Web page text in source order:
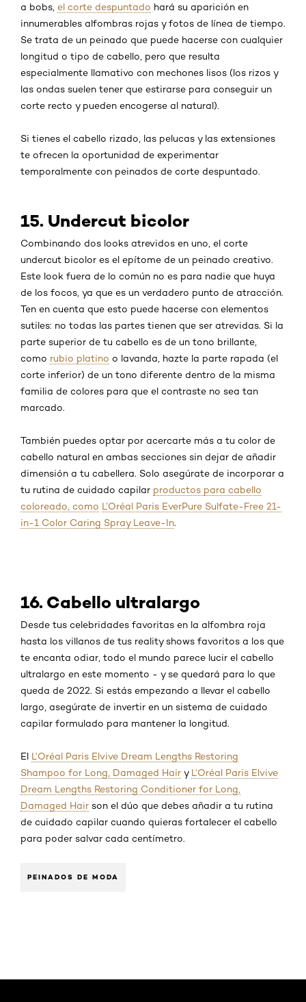
a bobs, el corte despuntado hará su aparición en
innumerables alfombras rojas y fotos de línea de tiempo.
Se trata de un peinado que puede hacerse con cualquier
longitud o tipo de cabello, pero que resulta
especialmente llamativo con mechones lisos (los rizos y
las ondas suelen tener que estirarse para conseguir un
corte recto y pueden encogerse al natural).
Si tienes el cabello rizado, las pelucas y las extensiones
te ofrecen la oportunidad de experimentar
temporalmente con peinados de corte despuntado.
15. Undercut bicolor
Combinando dos looks atrevidos en uno, el corte
undercut bicolor es el epítome de un peinado creativo.
Este look fuera de lo común no es para nadie que huya
de los focos, ya que es un verdadero punto de atracción.
Ten en cuenta que esto puede hacerse con elementos
sutiles: no todas las partes tienen que ser atrevidas. Si la
parte superior de tu cabello es de un tono brillante,
como rubio platino o lavanda, hazte la parte rapada (el
corte inferior) de un tono diferente dentro de la misma
familia de colores para que el contraste no sea tan
marcado.
También puedes optar por acercarte más a tu color de
cabello natural en ambas secciones sin dejar de añadir
dimensión a tu cabellera. Solo asegúrate de incorporar a
tu rutina de cuidado capilar productos para cabello
coloreado, como L’Oréal Paris EverPure Sulfate-Free 21-
in-1 Color Caring Spray Leave-In.
16. Cabello ultralargo
Desde tus celebridades favoritas en la alfombra roja
hasta los villanos de tus reality shows favoritos a los que
te encanta odiar, todo el mundo parece lucir el cabello
ultralargo en este momento - y se quedará para lo que
queda de 2022. Si estás empezando a llevar el cabello
largo, asegúrate de invertir en un sistema de cuidado
capilar formulado para mantener la longitud.
El L’Oréal Paris Elvive Dream Lengths Restoring
Shampoo for Long, Damaged Hair y L’Oréal Paris Elvive
Dream Lengths Restoring Conditioner for Long,
Damaged Hair son el dúo que debes añadir a tu rutina
de cuidado capilar cuando quieras fortalecer el cabello
para poder salvar cada centímetro.
PEINADOS DE MODA